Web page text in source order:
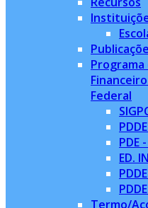
Federal
PDE
ED.
Termo/